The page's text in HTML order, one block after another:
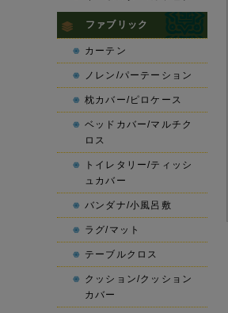
ファブリック
カーテン
ノレン/パーテーション
枕カバー/ピロケース
ベッドカバー/マルチク
ロス
トイレタリー/ティッシ
ュカバー
バンダナ/小風呂敷
ラグ/マット
テーブルクロス
クッション/クッション
カバー